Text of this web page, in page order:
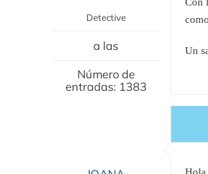
Detective
a las
Número de
entradas: 1383
Un
Hola